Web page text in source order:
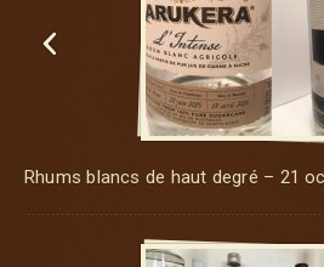

Rhums blancs de haut degré – 21